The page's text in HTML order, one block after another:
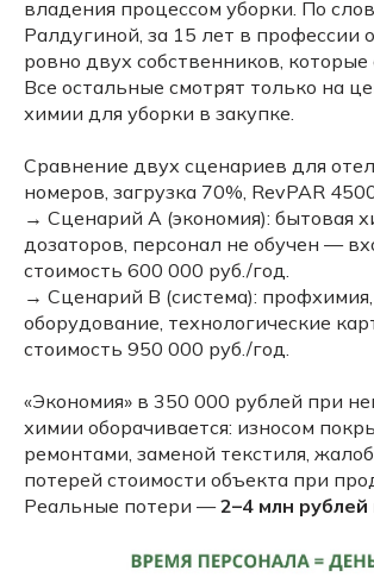
владения процессом уборки. По
Ралдугиной, за 15 лет в профессии
ровно двух собственников, которые
Все остальные смотрят только на
химии для уборки в закупке.
Сравнение двух сценариев для
номеров, загрузка 70%, RevPAR
→ Сценарий A (экономия): бытовая
дозаторов, персонал не обучен —
стоимость 600 000 руб./год.
→ Сценарий B (система):
оборудование, технологические
стоимость 950 000 руб./год.
«Экономия» в 350 000 рублей при
химии оборачивается: износом
ремонтами, заменой текстиля,
потерей стоимости объекта при
Реальные потери —2–4 млн рублей